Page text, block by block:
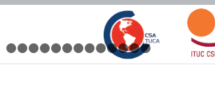
1 2 3 4 5 6 7 8 1112